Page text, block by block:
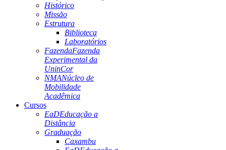
Histórico
Missão
Estrutura
Biblioteca
Laboratórios
FazendaFazenda
Experimental da
UninCor
NMANúcleo de
Mobilidade
Acadêmica
Cursos
EaDEducação a
Distância
Graduação
Caxambu